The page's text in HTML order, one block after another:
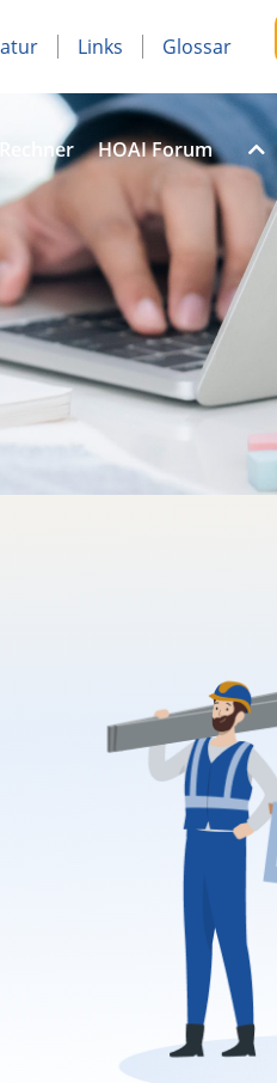
Links Glossar
HOAI Forum